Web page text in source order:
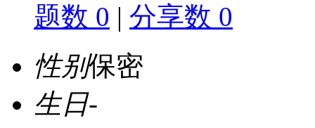
题数 0 | 分享数 0
性别保密
生日-